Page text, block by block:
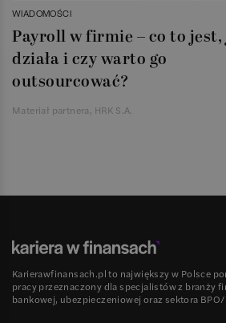
WIADOMOŚCI
Payroll w firmie – co to
działa i czy warto go
outsourcować?
Materiał partnera, HRK S.A.
Karierawfinansach.pl to największy w Polsce
pracy przeznaczony dla specjalistów z branży
bankowej, ubezpieczeniowej oraz sektora BPO/